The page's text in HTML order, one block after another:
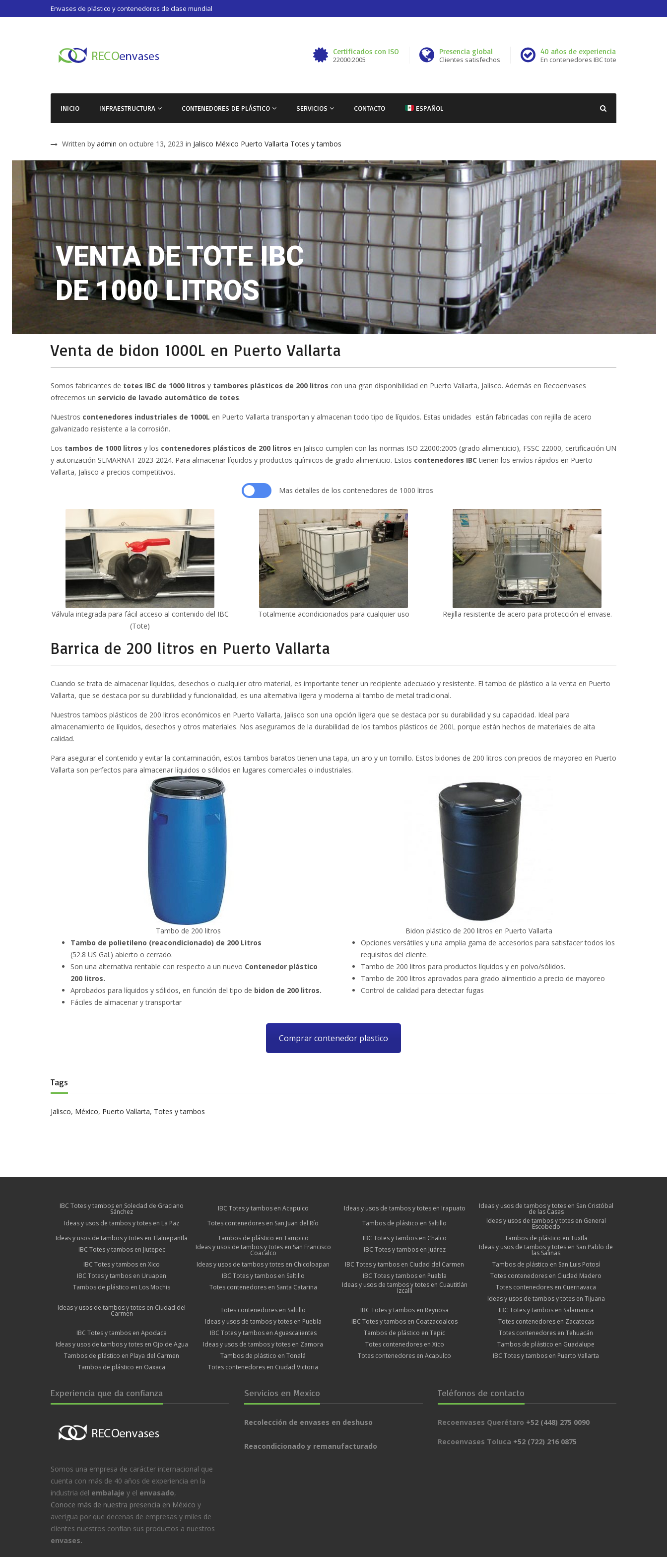
Envases de plástico y contenedores de clase mundial
Certificados con ISO
22000:2005
Presencia global
Clientes satisfechos
40 años de experiencia
En contenedores IBC tote
INICIO INFRAESTRUCTURA CONTENEDORES DE PLÁSTICO SERVICIOS CONTACTO ESPAÑOL
Written by admin on octubre 13, 2023 in Jalisco México Puerto Vallarta Totes y tambos
VENTA DE TOTE IBC
DE 1000 LITROS
Venta de bidon 1000L en Puerto Vallarta
Somos fabricantes de totes IBC de 1000 litros y tambores plásticos de 200 litros con una gran disponibilidad en Puerto Vallarta, Jalisco. Además en Recoenvases
ofrecemos un servicio de lavado automático de totes.
Nuestros contenedores industriales de 1000L en Puerto Vallarta transportan y almacenan todo tipo de líquidos. Estas unidades están fabricadas con rejilla de acero
galvanizado resistente a la corrosión.
Los tambos de 1000 litros y los contenedores plásticos de 200 litros en Jalisco cumplen con las normas ISO 22000:2005 (grado alimenticio), FSSC 22000, certificación UN
y autorización SEMARNAT 2023-2024. Para almacenar líquidos y productos químicos de grado alimenticio. Estos contenedores IBC tienen los envíos rápidos en Puerto
Vallarta, Jalisco a precios competitivos.
Mas detalles de los contenedores de 1000 litros
Válvula integrada para fácil acceso al contenido del IBC
(Tote)
Totalmente acondicionados para cualquier uso Rejilla resistente de acero para protección el envase.
Barrica de 200 litros en Puerto Vallarta
Cuando se trata de almacenar líquidos, desechos o cualquier otro material, es importante tener un recipiente adecuado y resistente. El tambo de plástico a la venta en Puerto
Vallarta, que se destaca por su durabilidad y funcionalidad, es una alternativa ligera y moderna al tambo de metal tradicional.
Nuestros tambos plásticos de 200 litros económicos en Puerto Vallarta, Jalisco son una opción ligera que se destaca por su durabilidad y su capacidad. Ideal para
almacenamiento de líquidos, desechos y otros materiales. Nos aseguramos de la durabilidad de los tambos plásticos de 200L porque están hechos de materiales de alta
calidad.
Para asegurar el contenido y evitar la contaminación, estos tambos baratos tienen una tapa, un aro y un tornillo. Estos bidones de 200 litros con precios de mayoreo en Puerto
Vallarta son perfectos para almacenar líquidos o sólidos en lugares comerciales o industriales.
Tambo de 200 litros
Bidon plástico de 200 litros en Puerto Vallarta
Tambo de polietileno (reacondicionado) de 200 Litros
(52.8 US Gal.) abierto o cerrado.
Son una alternativa rentable con respecto a un nuevo Contenedor plástico
200 litros.
Aprobados para líquidos y sólidos, en función del tipo de bidon de 200 litros.
Fáciles de almacenar y transportar
Opciones versátiles y una amplia gama de accesorios para satisfacer todos los
requisitos del cliente.
Tambo de 200 litros para productos líquidos y en polvo/sólidos.
Tambo de 200 litros aprovados para grado alimenticio a precio de mayoreo
Control de calidad para detectar fugas
Comprar contenedor plastico
Tags
Jalisco, México, Puerto Vallarta, Totes y tambos
IBC Totes y tambos en Soledad de Graciano
Sánchez IBC Totes y tambos en Acapulco Ideas y usos de tambos y totes en Irapuato Ideas y usos de tambos y totes en San Cristóbal
de las Casas
Ideas y usos de tambos y totes en La Paz
Totes contenedores en San Juan del Río Tambos de plástico en Saltillo Ideas y usos de tambos y totes en General
Escobedo
Ideas y usos de tambos y totes en Tlalnepantla
Tambos de plástico en Tampico IBC Totes y tambos en Chalco
Tambos de plástico en Tuxtla
IBC Totes y tambos en Jiutepec
Ideas y usos de tambos y totes en San Francisco
Coacalco IBC Totes y tambos en Juárez Ideas y usos de tambos y totes en San Pablo de
las Salinas
IBC Totes y tambos en Xico
Ideas y usos de tambos y totes en Chicoloapan IBC Totes y tambos en Ciudad del Carmen
Tambos de plástico en San Luis Potosí
IBC Totes y tambos en Uruapan
IBC Totes y tambos en Saltillo IBC Totes y tambos en Puebla
Totes contenedores en Ciudad Madero
Tambos de plástico en Los Mochis
Totes contenedores en Santa Catarina Ideas y usos de tambos y totes en Cuautitlán
Izcalli
Totes contenedores en Cuernavaca
Ideas y usos de tambos y totes en Tijuana
Ideas y usos de tambos y totes en Ciudad del
Carmen Totes contenedores en Saltillo IBC Totes y tambos en Reynosa
IBC Totes y tambos en Salamanca
Ideas y usos de tambos y totes en Puebla
IBC Totes y tambos en Coatzacoalcos
Totes contenedores en Zacatecas
IBC Totes y tambos en Apodaca
IBC Totes y tambos en Aguascalientes Tambos de plástico en Tepic
Totes contenedores en Tehuacán
Ideas y usos de tambos y totes en Ojo de Agua
Ideas y usos de tambos y totes en Zamora Totes contenedores en Xico
Tambos de plástico en Guadalupe
Tambos de plástico en Playa del Carmen
Tambos de plástico en Tonalá Totes contenedores en Acapulco
IBC Totes y tambos en Puerto Vallarta
Tambos de plástico en Oaxaca
Totes contenedores en Ciudad Victoria
Experiencia que da confianza
Somos una empresa de carácter internacional que
cuenta con más de 40 años de experiencia en la
industria del embalaje y el envasado,
Conoce más de nuestra presencia en México y
averigua por que decenas de empresas y miles de
clientes nuestros confían sus productos a nuestros
envases.
Servicios en Mexico
Recolección de envases en deshuso
Reacondicionado y remanufacturado
Teléfonos de contacto
Recoenvases Querétaro +52 (448) 275 0090
Recoenvases Toluca +52 (722) 216 0875